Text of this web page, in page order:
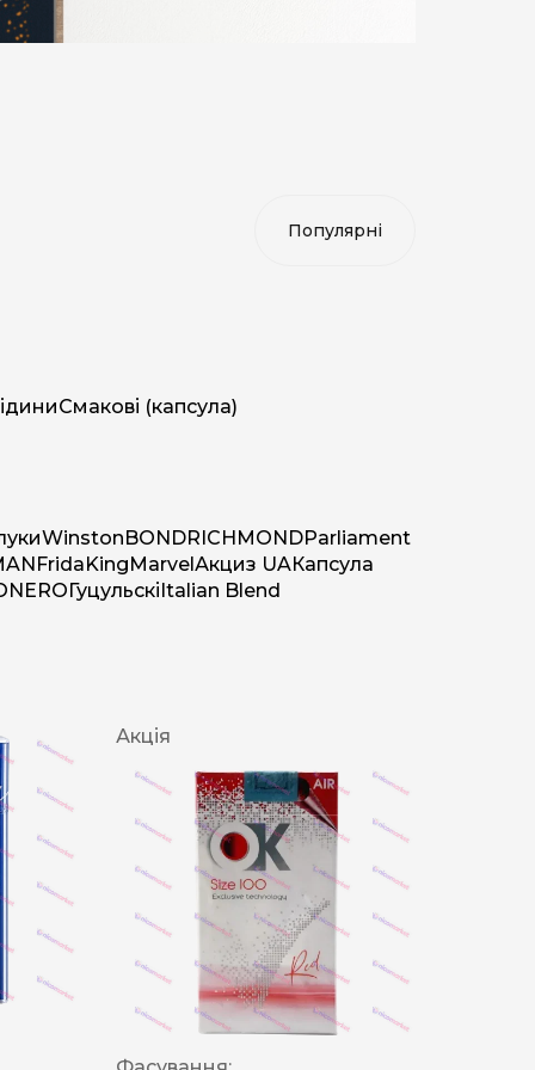
Смакові (капсула)
WinstonBONDRICHMONDParliament
FridaKingMarvelАкциз UAКапсула
NEROГуцульскіItalian Blend
Акція